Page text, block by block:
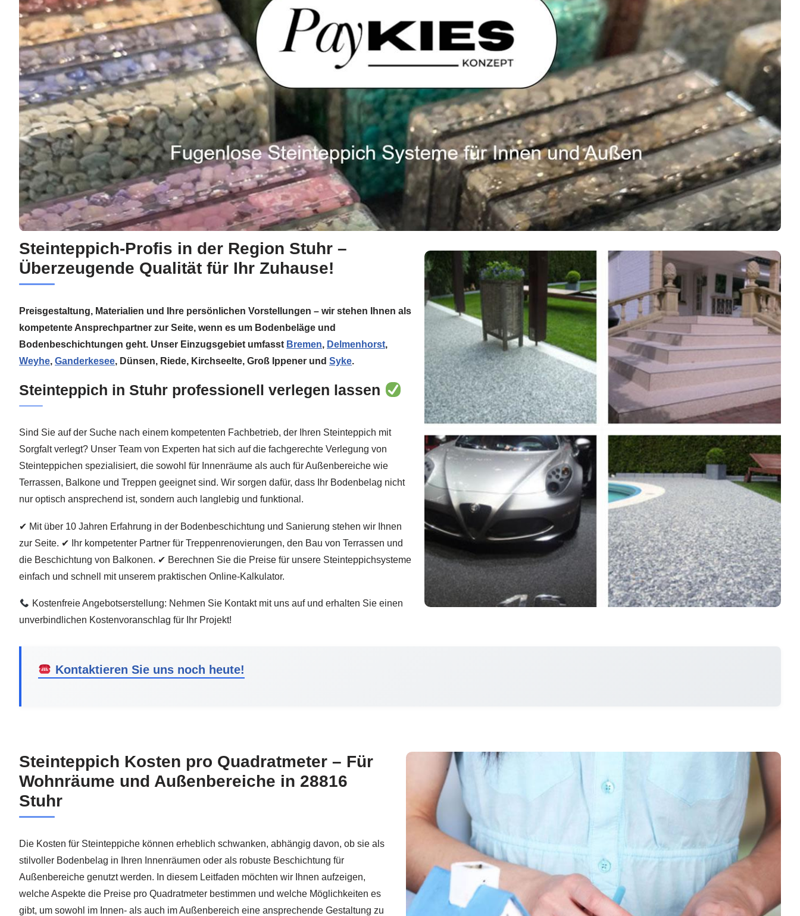
Steinteppich-Profis in der Region Stuhr –
Überzeugende Qualität für Ihr Zuhause!
Preisgestaltung, Materialien und Ihre persönlichen Vorstellungen – wir stehen Ihnen als
kompetente Ansprechpartner zur Seite, wenn es um Bodenbeläge und
Bodenbeschichtungen geht. Unser Einzugsgebiet umfasst Bremen, Delmenhorst,
Weyhe, Ganderkesee, Dünsen, Riede, Kirchseelte, Groß Ippener und Syke.
Steinteppich in Stuhr professionell verlegen lassen
Sind Sie auf der Suche nach einem kompetenten Fachbetrieb, der Ihren Steinteppich mit
Sorgfalt verlegt? Unser Team von Experten hat sich auf die fachgerechte Verlegung von
Steinteppichen spezialisiert, die sowohl für Innenräume als auch für Außenbereiche wie
Terrassen, Balkone und Treppen geeignet sind. Wir sorgen dafür, dass Ihr Bodenbelag nicht
nur optisch ansprechend ist, sondern auch langlebig und funktional.
✔ Mit über 10 Jahren Erfahrung in der Bodenbeschichtung und Sanierung stehen wir Ihnen
zur Seite. ✔ Ihr kompetenter Partner für Treppenrenovierungen, den Bau von Terrassen und
die Beschichtung von Balkonen. ✔ Berechnen Sie die Preise für unsere Steinteppichsysteme
einfach und schnell mit unserem praktischen Online-Kalkulator.
Kostenfreie Angebotserstellung: Nehmen Sie Kontakt mit uns auf und erhalten Sie einen
unverbindlichen Kostenvoranschlag für Ihr Projekt!
Kontaktieren Sie uns noch heute!
Steinteppich Kosten pro Quadratmeter – Für
Wohnräume und Außenbereiche in 28816
Stuhr
Die Kosten für Steinteppiche können erheblich schwanken, abhängig davon, ob sie als
stilvoller Bodenbelag in Ihren Innenräumen oder als robuste Beschichtung für
Außenbereiche genutzt werden. In diesem Leitfaden möchten wir Ihnen aufzeigen,
welche Aspekte die Preise pro Quadratmeter bestimmen und welche Möglichkeiten es
gibt, um sowohl im Innen- als auch im Außenbereich eine ansprechende Gestaltung zu